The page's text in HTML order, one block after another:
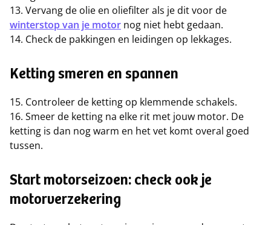
13. Vervang de olie en oliefilter als je dit voor de
winterstop van je motor nog niet hebt gedaan.
14. Check de pakkingen en leidingen op lekkages.
Ketting smeren en spannen
15. Controleer de ketting op klemmende schakels.
16. Smeer de ketting na elke rit met jouw motor. De
ketting is dan nog warm en het vet komt overal goed
tussen.
Start motorseizoen: check ook je
motorverzekering